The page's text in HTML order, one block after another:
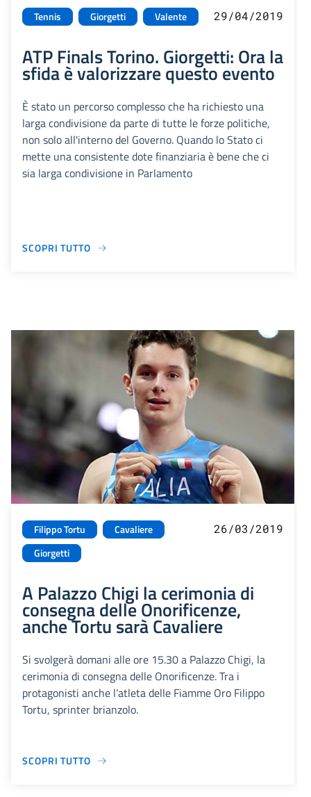
Tennis Giorgetti Valente 29/04/2019
ATP Finals Torino. Giorgetti: Ora la
sfida è valorizzare questo evento
È stato un percorso complesso che ha richiesto una
larga condivisione da parte di tutte le forze politiche,
non solo all'interno del Governo. Quando lo Stato ci
mette una consistente dote finanziaria è bene che ci
sia larga condivisione in Parlamento
SCOPRI TUTTO
Filippo Tortu
Cavaliere
Giorgetti
26/03/2019
A Palazzo Chigi la cerimonia di
consegna delle Onorificenze,
anche Tortu sarà Cavaliere
Si svolgerà domani alle ore 15.30 a Palazzo Chigi, la
cerimonia di consegna delle Onorificenze. Tra i
protagonisti anche l'atleta delle Fiamme Oro Filippo
Tortu, sprinter brianzolo.
SCOPRI TUTTO